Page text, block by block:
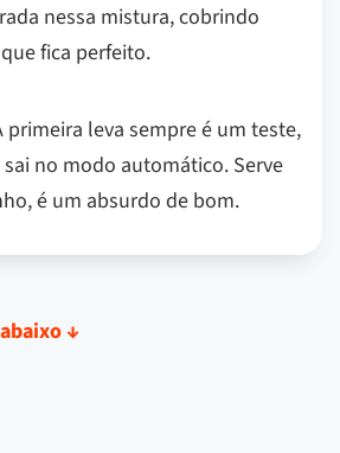
nessa mistura, cobrindo
fica perfeito.
primeira leva sempre é um teste,
no modo automático. Serve
é um absurdo de bom.
↓